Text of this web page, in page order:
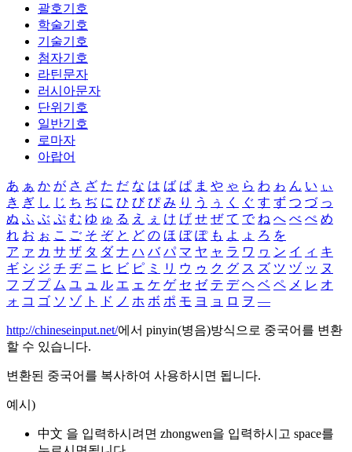
괄호기호
학술기호
기술기호
첨자기호
라틴문자
러시아문자
단위기호
일반기호
로마자
아랍어
あ ぁ か が さ ざ た だ な は ば ぱ ま や ゃ ら わ ゎ ん い ぃ
き ぎ し じ ち ぢ に ひ び ぴ み り う ぅ く ぐ す ず つ づ っ
ぬ ふ ぶ ぷ む ゆ ゅ る え ぇ け げ せ ぜ て で ね へ べ ぺ め
れ お ぉ こ ご そ ぞ と ど の ほ ぼ ぽ も よ ょ ろ を
ア ァ カ サ ザ タ ダ ナ ハ バ パ マ ヤ ャ ラ ワ ヮ ン イ ィ キ
ギ シ ジ チ ヂ ニ ヒ ビ ピ ミ リ ウ ゥ ク グ ス ズ ツ ヅ ッ ヌ
フ ブ プ ム ユ ュ ル エ ェ ケ ゲ セ ゼ テ デ ヘ ベ ペ メ レ オ
ォ コ ゴ ソ ゾ ト ド ノ ホ ボ ポ モ ヨ ョ ロ ヲ ―
http://chineseinput.net/에서 pinyin(병음)방식으로 중국어를 변환
할 수 있습니다.
변환된 중국어를 복사하여 사용하시면 됩니다.
예시)
中文 을 입력하시려면 zhongwen을 입력하시고 space를